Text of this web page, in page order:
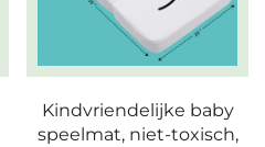
Kindvriendelijke baby
speelmat, niet-toxisch,